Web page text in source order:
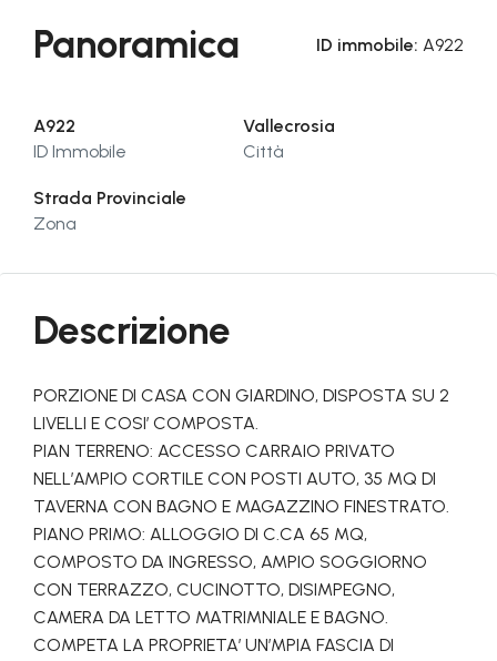
Panoramica ID immobile: A922
A922
ID Immobile
Vallecrosia
Città
Strada Provinciale
Zona
Descrizione
PORZIONE DI CASA CON GIARDINO, DISPOSTA SU 2
LIVELLI E COSI’ COMPOSTA.
PIAN TERRENO: ACCESSO CARRAIO PRIVATO
NELL’AMPIO CORTILE CON POSTI AUTO, 35 MQ DI
TAVERNA CON BAGNO E MAGAZZINO FINESTRATO.
PIANO PRIMO: ALLOGGIO DI C.CA 65 MQ,
COMPOSTO DA INGRESSO, AMPIO SOGGIORNO
CON TERRAZZO, CUCINOTTO, DISIMPEGNO,
CAMERA DA LETTO MATRIMNIALE E BAGNO.
COMPETA LA PROPRIETA’ UN’MPIA FASCIA DI